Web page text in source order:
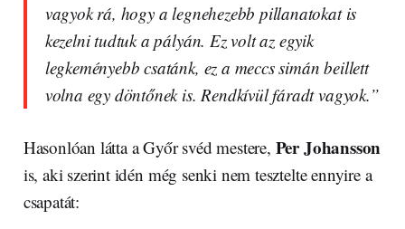
vagyok rá, hogy a legnehezebb pillanatokat is
kezelni tudtuk a pályán. Ez volt az egyik
legkeményebb csatánk, ez a meccs simán beillett
volna egy döntőnek is. Rendkívül fáradt vagyok.”
Hasonlóan látta a Győr svéd mestere, Per Johansson
is, aki szerint idén még senki nem tesztelte ennyire a
csapatát: